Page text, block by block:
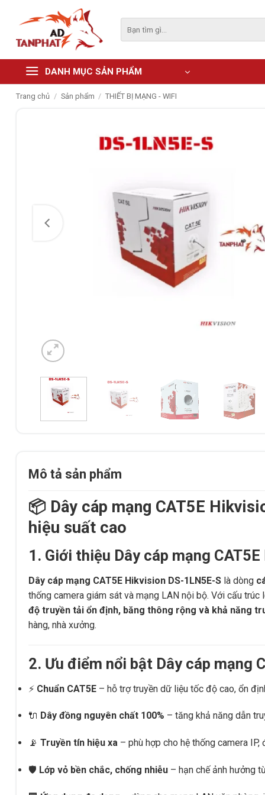
content
kiếm:
DANH MỤC SẢN PHẨM
Trang chủ / Sản phẩm / THIẾT BỊ MẠNG - WIFI
Mô tả sản phẩm
📦 Dây cáp mạng CAT5E
hiệu suất cao
1. Giới thiệu Dây cáp mạng
Dây cáp mạng CAT5E Hikvision DS-1LN5E-S là dòng
thống camera giám sát và mạng LAN nội bộ. Với cấu
độ truyền tải ổn định, băng thông rộng và khả năng
hàng, nhà xưởng.
2. Ưu điểm nổi bật Dây cáp mạng
⚡ Chuẩn CAT5E – hỗ trợ truyền dữ liệu tốc độ cao, ổn
🔌 Dây đồng nguyên chất 100% – tăng khả năng dẫn
📡 Truyền tín hiệu xa – phù hợp cho hệ thống camera IP,
🛡️ Lớp vỏ bền chắc, chống nhiễu – hạn chế ảnh hưởng